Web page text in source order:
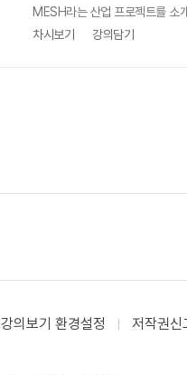
MESH라는 산업 프로젝트를 소
차시보기
강의담기
강의보기 환경설정 저작권신